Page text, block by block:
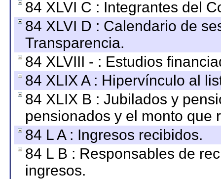
84 XLVI C : Integrantes del
84 XLVI D : Calendario de
Transparencia.
84 XLVIII - : Estudios
84 XLIX A : Hipervínculo al
84 XLIX B : Jubilados y
pensionados y el monto que
84 L A : Ingresos recibidos.
84 L B : Responsables de
ingresos.